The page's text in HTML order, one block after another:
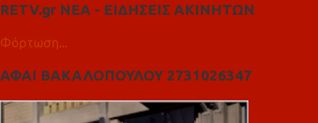
RETV.gr ΝΕΑ - ΕΙΔΗΣΕΙΣ ΑΚΙΝΗΤΩΝ
Φόρτωση...
ΑΦΑΙ ΒΑΚΑΛΟΠΟΥΛΟΥ 2731026347